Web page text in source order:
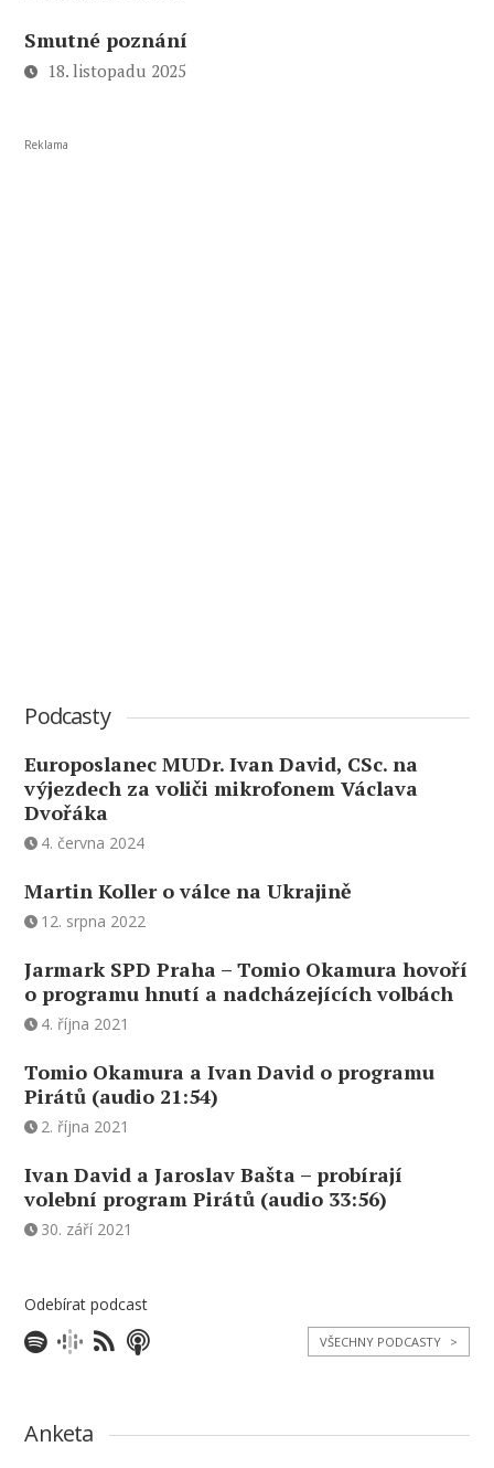
Smutné poznání
18. listopadu 2025
Reklama
Podcasty
Europoslanec MUDr. Ivan David, CSc. na
výjezdech za voliči mikrofonem Václava
Dvořáka
4. června 2024
Martin Koller o válce na Ukrajině
12. srpna 2022
Jarmark SPD Praha – Tomio Okamura hovoří
o programu hnutí a nadcházejících volbách
4. října 2021
Tomio Okamura a Ivan David o programu
Pirátů (audio 21:54)
2. října 2021
Ivan David a Jaroslav Bašta – probírají
volební program Pirátů (audio 33:56)
30. září 2021
Odebírat podcast
VŠECHNY PODCASTY >
Anketa